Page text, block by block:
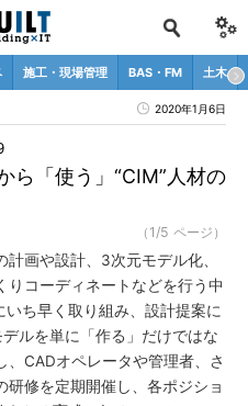
施工・現場管理 BAS・FM 土木
2020年1月6日
ら「使う」“CIM”人材の
（1/5 ページ）
画や設計、3次元モデル化、
りコーディネートなどを行う中
ち早く取り組み、設計提案に
ルを単に「作る」だけではな
、CADオペレータや管理者、さ
研修を定期開催し、各ポジショ